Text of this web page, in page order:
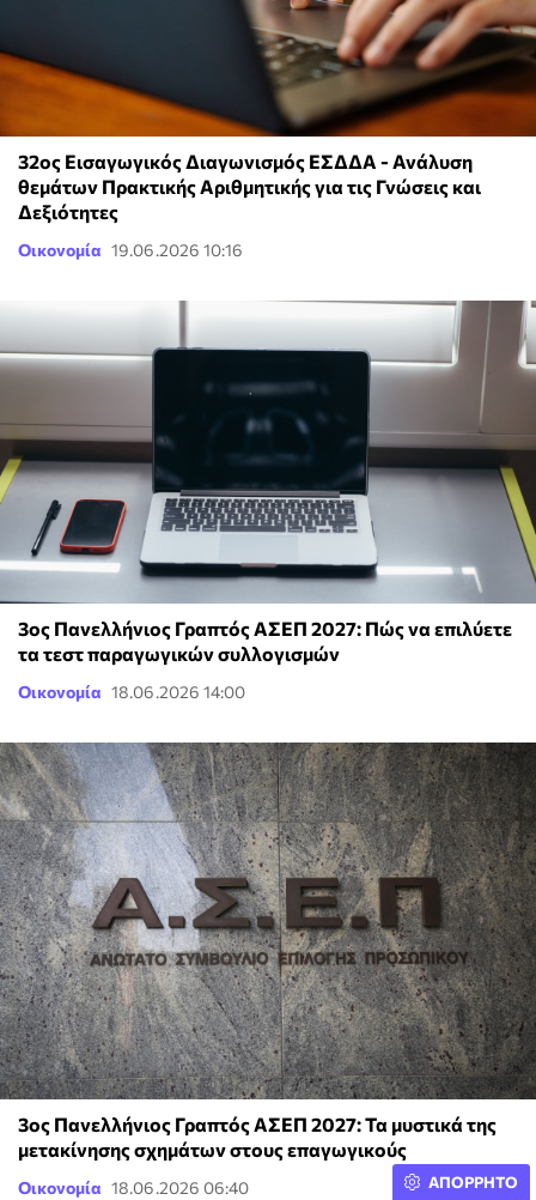
32ος Εισαγωγικός Διαγωνισμός ΕΣΔΔΑ - Ανάλυση
θεμάτων Πρακτικής Αριθμητικής για τις Γνώσεις και
Δεξιότητες
Οικονομία 19.06.2026 10:16
3ος Πανελλήνιος Γραπτός ΑΣΕΠ 2027: Πώς να επιλύετε
τα τεστ παραγωγικών συλλογισμών
Οικονομία 18.06.2026 14:00
3ος Πανελλήνιος Γραπτός ΑΣΕΠ 2027: Τα μυστικά της
μετακίνησης σχημάτων στους επαγωγικούς
Οικονομία 18.06.2026 06:40 ΑΠΟΡΡΗΤΟ